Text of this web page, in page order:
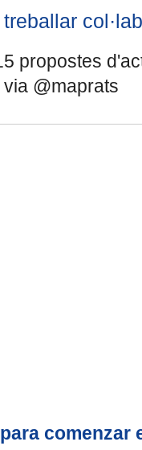
propostes
@maprats
comenzar